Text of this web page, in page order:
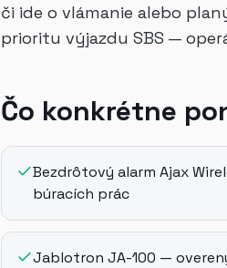
či ide o vlámanie alebo
prioritu výjazdu SBS —
Čo konkrétne
Bezdrôtový alarm Ajax
búracích prác
Jablotron JA-100 —